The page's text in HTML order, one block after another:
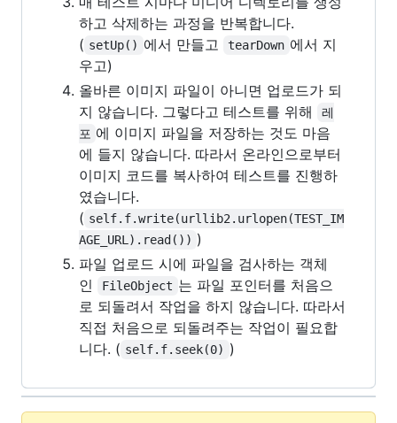
하고 삭제하는 과정을 반복합니다.
( setUp() 에서 만들고 tearDown 에서 지
우고)
올바른 이미지 파일이 아니면 업로드가 되
지 않습니다. 그렇다고 테스트를 위해
레
포 에 이미지 파일을 저장하는 것도 마음
에 들지 않습니다. 따라서 온라인으로부터
이미지 코드를 복사하여 테스트를 진행하
였습니다.
( self.f.write(urllib2.urlopen(TEST_IM
AGE_URL).read()) )
파일 업로드 시에 파일을 검사하는 객체
인
FileObject 는 파일 포인터를 처음으
로 되돌려서 작업을 하지 않습니다. 따라서
직접 처음으로 되돌려주는 작업이 필요합
니다. ( self.f.seek(0) )